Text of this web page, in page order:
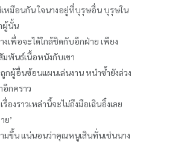
เหมือนกัน ใจนางอยู่ที่บุรุษอื่น บุรุษใน
ผู้นั้น
งเพื่อจะได้ใกล้ชิดกับอีกฝ่าย เพียง
มพันธ์เนื้อหนังกับเขา
กผู้อื่นซ้อนแผนเล่นงาน หนำซ้ำยังล่วง
อีกคราว
รื่องราวเหล่านี้จะไม่ถึงมือเฉินอิ๋งเลย
ย’
ามขึ้น แน่นอนว่าคุณหนูเสินทั่นเช่นนาง